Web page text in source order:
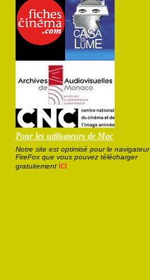
Pour les utilisateurs de Mac
Notre site est optimisé pour le navigateur
FireFox que vous pouvez télécharger
gratuitement ici